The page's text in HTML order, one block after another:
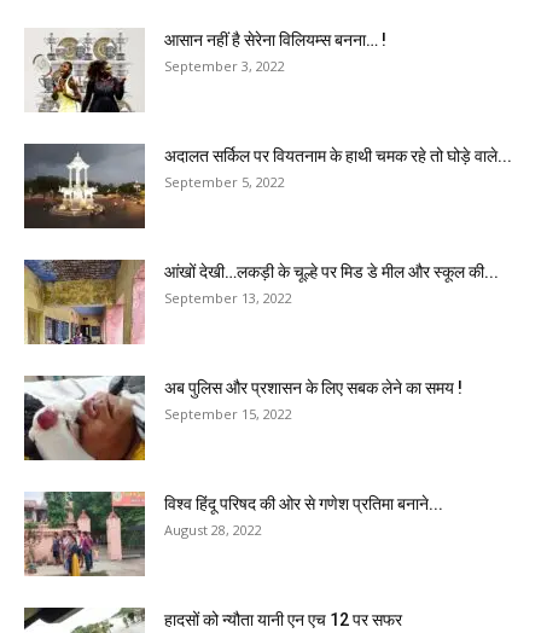
आसान नहीं है सेरेना विलियम्स बनना… !
September 3, 2022
अदालत सर्किल पर वियतनाम के हाथी चमक रहे तो घोड़े वाले...
September 5, 2022
आंखों देखी…लकड़ी के चूल्हे पर मिड डे मील और स्कूल की...
September 13, 2022
अब पुलिस और प्रशासन के लिए सबक लेने का समय !
September 15, 2022
विश्व हिंदू परिषद की ओर से गणेश प्रतिमा बनाने...
August 28, 2022
हादसों को न्यौता यानी एन एच 12 पर सफर